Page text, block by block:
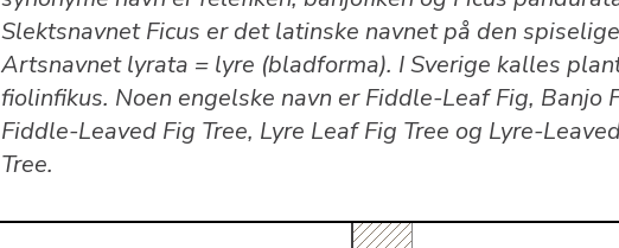
Slektsnavnet Ficus er det latinske navnet på den
Artsnavnet lyrata = lyre (bladforma). I Sverige kalles
fiolinfikus. Noen engelske navn er Fiddle-Leaf Fig, Banjo
Fiddle-Leaved Fig Tree, Lyre Leaf Fig Tree og Lyre-
Tree.